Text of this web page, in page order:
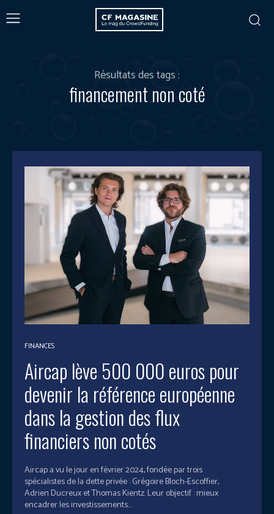
Résultats des tags :
financement non coté
FINANCES
Aircap lève 500 000 euros pour
devenir la référence européenne
dans la gestion des flux
financiers non cotés
Aircap a vu le jour en février 2024, fondée par trois
spécialistes de la dette privée : Grégoire Bloch-Escoffier,
Adrien Ducreux et Thomas Kientz. Leur objectif : mieux
encadrer les investissements...